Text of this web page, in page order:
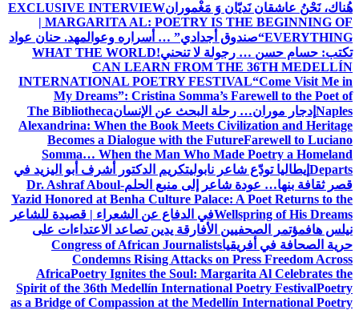
هُناك، نَحْنُ عاشقان نَديّان وَ مَغْمورانEXCLUSIVE INTERVIEW
| MARGARITA AL: POETRY IS THE BEGINNING OF
EVERYTHING“صندوق أجدادي” … أسراره وعوالمهد. حنان عواد
تكتب: حسام حسن … رجولة لا تنحني!WHAT THE WORLD
CAN LEARN FROM THE 36TH MEDELLÍN
INTERNATIONAL POETRY FESTIVAL“Come Visit Me in
My Dreams”: Cristina Somma’s Farewell to the Poet of
Naples إدجار موران… رحلة البحث عن الإنسانThe Bibliotheca
Alexandrina: When the Book Meets Civilization and Heritage
Becomes a Dialogue with the FutureFarewell to Luciano
Somma… When the Man Who Made Poetry a Homeland
Departs إيطاليا تودّع شاعر نابوليتكريم الدكتور أشرف أبو اليزيد في
قصر ثقافة بنها… عودة شاعر إلى منبع الحلمDr. Ashraf Aboul-
Yazid Honored at Benha Culture Palace: A Poet Returns to the
Wellspring of His Dreamsفي الدفاع عن الشعراء | قصيدة للشاعر
نيلس هافمؤتمر الصحفيين الأفارقة يدين تصاعد الاعتداءات على
حرية الصحافة في أفريقياCongress of African Journalists
Condemns Rising Attacks on Press Freedom Across
AfricaPoetry Ignites the Soul: Margarita Al Celebrates the
Spirit of the 36th Medellín International Poetry FestivalPoetry
as a Bridge of Compassion at the Medellín International Poetry